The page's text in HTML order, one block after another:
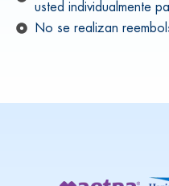
usted individualmente
No se realizan